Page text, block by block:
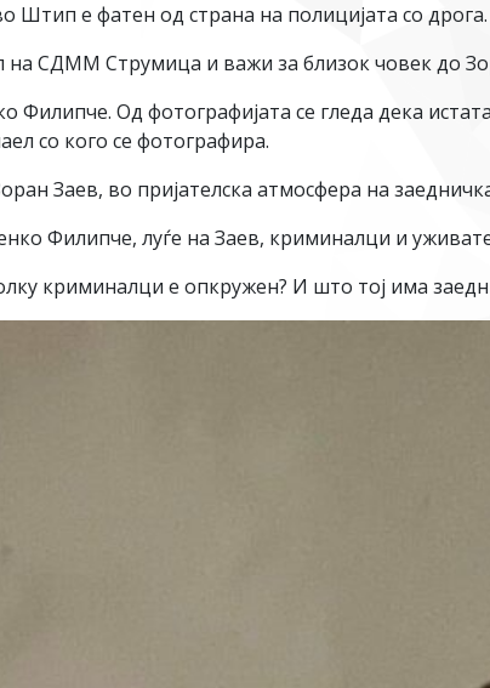
Штип е фатен од страна на полицијата со дрога.
на СДММ Струмица и важи за близок човек до
Од фотографијата се гледа дека
со кого се фотографира.
Заев, во пријателска атмосфера на
Филипче, луѓе на Заев, криминалци и
криминалци е опкружен? И што тој има